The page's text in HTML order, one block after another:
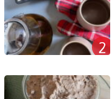
2